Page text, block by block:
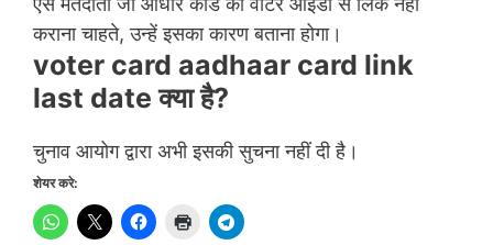
कराना चाहते, उन्हें इसका कारण बताना होगा।
voter card aadhaar card link
last date क्या है?
चुनाव आयोग द्वारा अभी इसकी सुचना नहीं दी है।
शेयर करे: